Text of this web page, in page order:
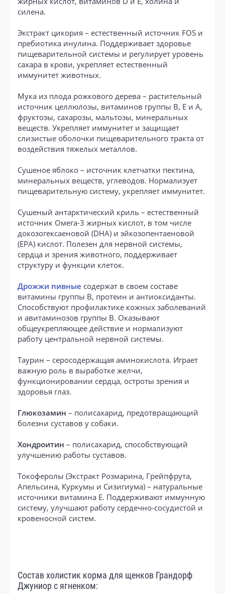
силена.
Экстракт цикория – естественный источник FOS и
пребиотика инулина. Поддерживает здоровье
пищеварительной системы и регулирует уровень
сахара в крови, укрепляет естественный
иммунитет животных.
Мука из плода рожкового дерева – растительный
источник целлюлозы, витаминов группы B, E и A,
фруктозы, сахарозы, мальтозы, минеральных
веществ. Укрепляет иммунитет и защищает
слизистые оболочки пищеварительного тракта от
воздействия тяжелых металлов.
Сушеное яблоко – источник клетчатки пектина,
минеральных веществ, углеводов. Нормализует
пищеварительную систему, укрепляет иммунитет.
Сушеный антарктический криль – естественный
источник Омега-3 жирных кислот, в том числе
докозогексаеновой (DHA) и эйкозопентаеновой
(EPA) кислот. Полезен для нервной системы,
сердца и зрения животного, поддерживает
структуру и функции клеток.
Дрожжи пивные содержат в своем составе
витамины группы B, протеин и антиоксиданты.
Способствуют профилактике кожных заболеваний
и авитаминозов группы B. Оказывают
общеукрепляющее действие и нормализуют
работу центральной нервной системы.
Таурин – серосодержащая аминокислота. Играет
важную роль в выработке желчи,
функционировании сердца, остроты зрения и
здоровья глаз.
Глюкозамин – полисахарид, предотвращающий
болезни суставов у собаки.
Хондроитин – полисахарид, способствующий
улучшению работы суставов.
Токоферолы (Экстракт Розмарина, Грейпфрута,
Апельсина, Куркумы и Сизигиума) – натуральные
источники витамина E. Поддерживают иммунную
систему, улучшают работу сердечно-сосудистой и
кровеносной систем.
Состав холистик корма для щенков Грандорф
Джуниор с ягненком: